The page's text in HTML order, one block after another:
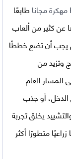
طابعًا
عن كثير من ألعاب
يجب أن تضع خططًا
وتزيد من
المسار العام
أو جذب
يخلق تجربة
متطورًا أكثر